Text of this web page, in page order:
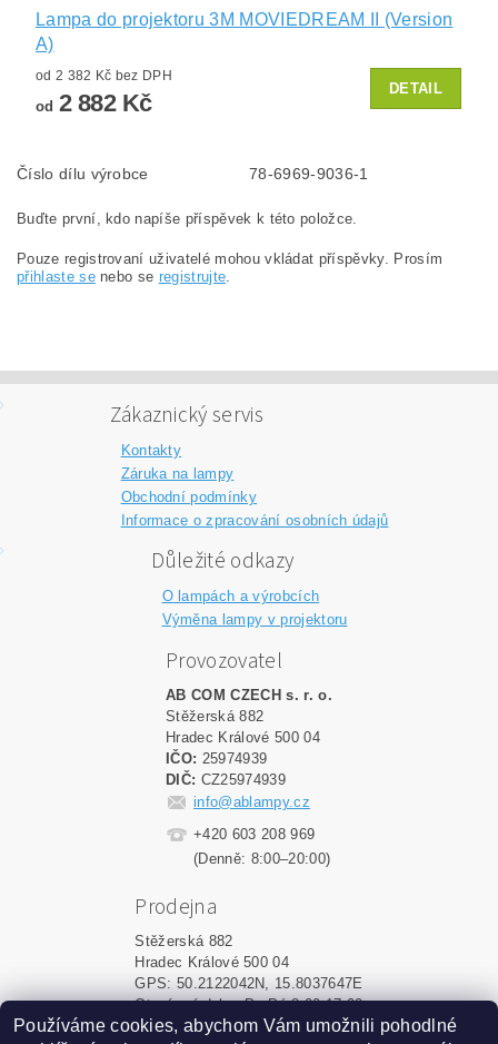
Lampa do projektoru 3M MOVIEDREAM II (Version
A)
od 2 382 Kč bez DPH
od 2 882 Kč
DETAIL
Číslo dílu výrobce 78-6969-9036-1
Buďte první, kdo napíše příspěvek k této položce.
Pouze registrovaní uživatelé mohou vkládat příspěvky. Prosím
přihlaste senebo se registrujte
Zákaznický servis
Kontakty
Záruka na lampy
Obchodní podmínky
Informace o zpracování osobních údajů
Důležité odkazy
O lampách a výrobcích
Výměna lampy v projektoru
Provozovatel
AB COM CZECH s. r. o.
Stěžerská 882
Hradec Králové 500 04
IČO: 25974939
DIČ: CZ25974939
info@ablampy.cz
+420 603 208 969
(Denně: 8:00–20:00)
Prodejna
Stěžerská 882
Hradec Králové 500 04
GPS: 50.2122042N, 15.8037647E
Otevírací doba: Po-Pá 8:00-17:00
Používáme cookies, abychom Vám umožnili pohodlné